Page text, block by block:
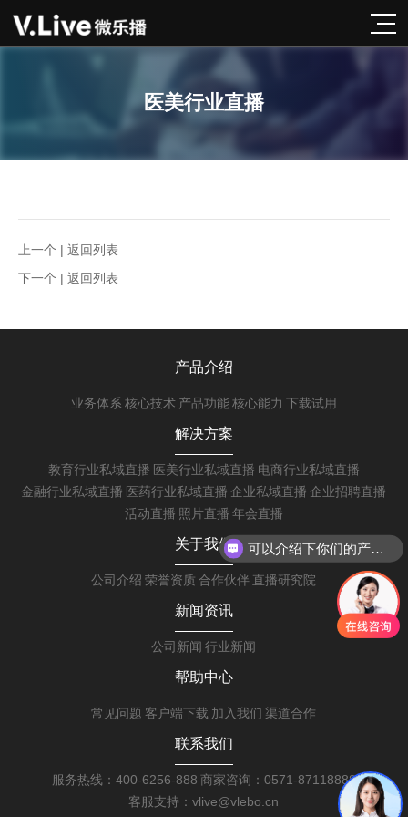
医美行业直播
上一个 | 返回列表
下一个 | 返回列表
产品介绍
业务体系 核心技术 产品功能核心能力 下载试用
解决方案
教育行业私域直播 医美行业私域直播 电商行业私域直播
金融行业私域直播 医药行业私域直播 企业私域直播 企业招聘直播
活动直播 照片直播 年会直播
关于我们
公司介绍 荣誉资质 合作伙伴 直播研究院
新闻资讯
公司新闻 行业新闻
帮助中心
常见问题 客户端下载 加入我们 渠道合作
联系我们
服务热线：400-6256-888 商家咨询：0571-87118888
客服支持：vlive@vlebo.cn
可以介绍下你们的产品么